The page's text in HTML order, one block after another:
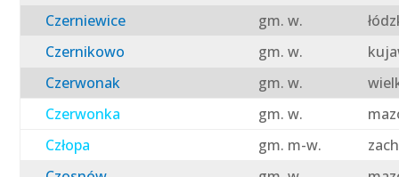
Czerniewice
gm. w.
Czernikowo
gm. w.
Czerwonak
gm. w.
Czerwonka
gm. w.
Człopa
gm. m-w.